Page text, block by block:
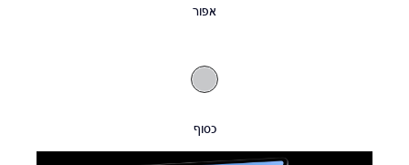
אפור
כסוף